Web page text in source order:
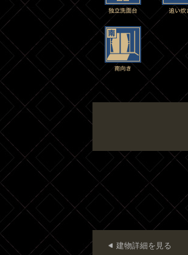
建物詳細を見る